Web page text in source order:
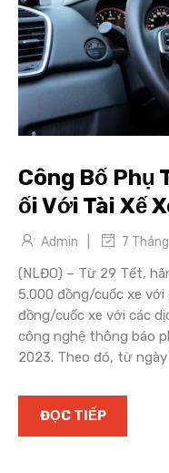
Công Bố Phụ
ối Với Tài Xế
Admin 7
(NLĐO) – Từ 29 Tết,
5.000 đồng/cuốc xe với
đồng/cuốc xe với các
công nghệ thông báo
2023. Theo đó, từ
ĐỌC TIẾP